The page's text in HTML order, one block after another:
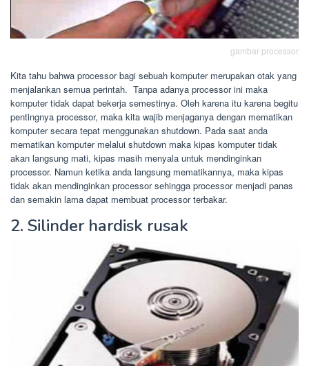
gambar processor
Kita tahu bahwa processor bagi sebuah komputer merupakan otak yang
menjalankan semua perintah. Tanpa adanya processor ini maka
komputer tidak dapat bekerja semestinya. Oleh karena itu karena begitu
pentingnya processor, maka kita wajib menjaganya dengan mematikan
komputer secara tepat menggunakan shutdown. Pada saat anda
mematikan komputer melalui shutdown maka kipas komputer tidak
akan langsung mati, kipas masih menyala untuk mendinginkan
processor. Namun ketika anda langsung mematikannya, maka kipas
tidak akan mendinginkan processor sehingga processor menjadi panas
dan semakin lama dapat membuat processor terbakar.
2. Silinder hardisk rusak